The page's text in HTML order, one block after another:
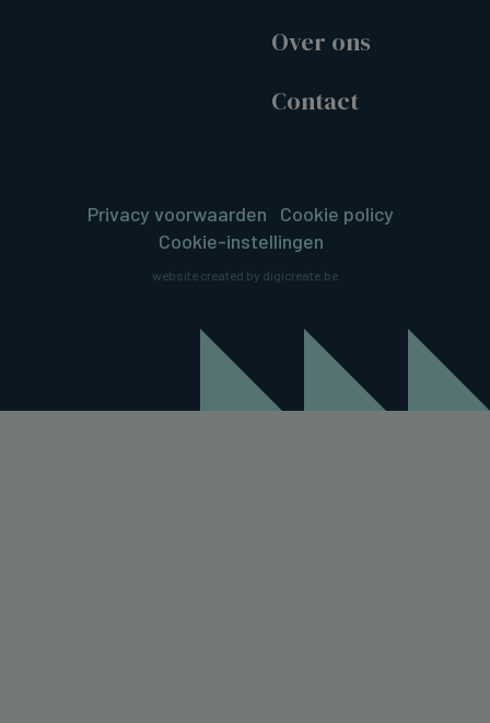
Over ons
Contact
Privacy voorwaarden
Cookie policy
Cookie-instellingen
website created by digicreate.be